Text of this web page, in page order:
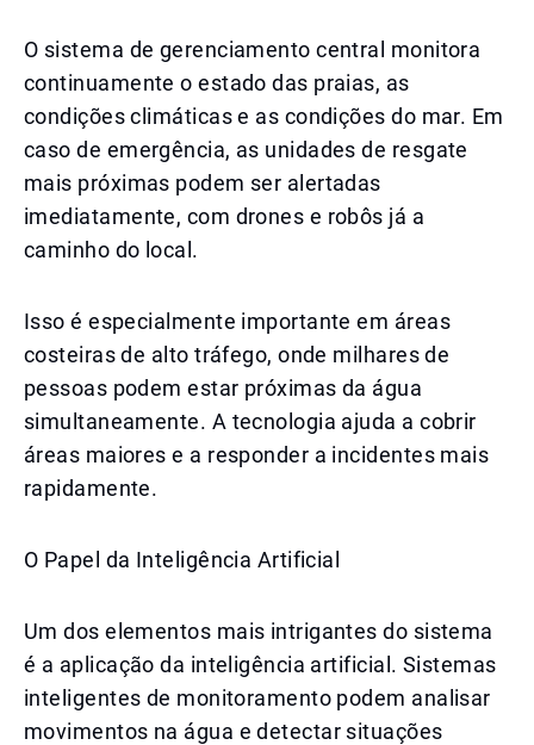
O sistema de gerenciamento central monitora
continuamente o estado das praias, as
condições climáticas e as condições do mar. Em
caso de emergência, as unidades de resgate
mais próximas podem ser alertadas
imediatamente, com drones e robôs já a
caminho do local.
Isso é especialmente importante em áreas
costeiras de alto tráfego, onde milhares de
pessoas podem estar próximas da água
simultaneamente. A tecnologia ajuda a cobrir
áreas maiores e a responder a incidentes mais
rapidamente.
O Papel da Inteligência Artificial
Um dos elementos mais intrigantes do sistema
é a aplicação da inteligência artificial. Sistemas
inteligentes de monitoramento podem analisar
movimentos na água e detectar situações